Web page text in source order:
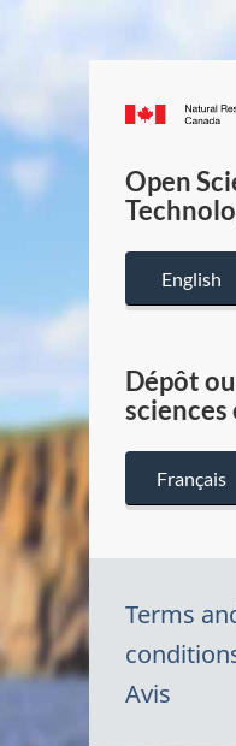
Open
English
Dépôt
Français
Terms
Avis